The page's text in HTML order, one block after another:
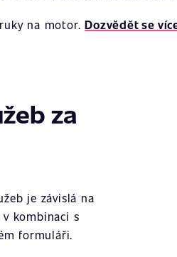
na motor.Dozvědět se
za
je závislá na
v kombinaci s
formuláři.